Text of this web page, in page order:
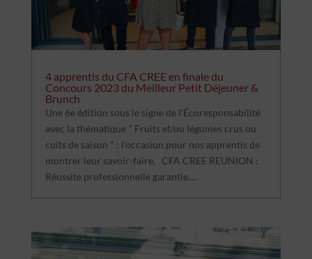
4 apprentis du CFA CREE en finale du
Concours 2023 du Meilleur Petit Déjeuner &
Brunch
Une 6e édition sous le signe de l’Écoresponsabilité
avec la thématique " Fruits et/ou légumes crus ou
cuits de saison " : l'occasion pour nos apprentis de
montrer leur savoir-faire. CFA CREE REUNION :
Réussite professionnelle garantie....